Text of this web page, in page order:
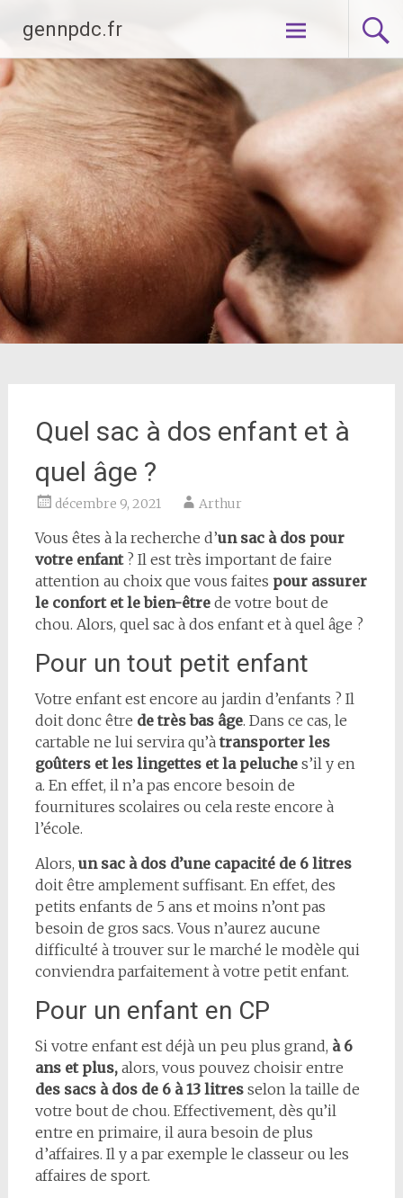
contenu
principal
gennpdc.fr
Quel sac à dos enfant et à
quel âge ?
décembre 9, 2021 Arthur
Vous êtes à la recherche d’un sac à dos pour
votre enfant ? Il est très important de faire
attention au choix que vous faites pour assurer
le confort et le bien-êtrede votre bout de
chou. Alors, quel sac à dos enfant et à quel âge ?
Pour un tout petit enfant
Votre enfant est encore au jardin d’enfants ? Il
doit donc être de très bas âge. Dans ce cas, le
cartable ne lui servira qu’àtransporter les
goûters et les lingettes et la peluches’il y en
a. En effet, il n’a pas encore besoin de
fournitures scolaires ou cela reste encore à
l’école.
Alors, un sac à dos d’une capacité de 6 litres
doit être amplement suffisant. En effet, des
petits enfants de 5 ans et moins n’ont pas
besoin de gros sacs. Vous n’aurez aucune
difficulté à trouver sur le marché le modèle qui
conviendra parfaitement à votre petit enfant.
Pour un enfant en CP
Si votre enfant est déjà un peu plus grand, à 6
ans et plus,alors, vous pouvez choisir entre
des sacs à dos de 6 à 13 litresselon la taille de
votre bout de chou. Effectivement, dès qu’il
entre en primaire, il aura besoin de plus
d’affaires. Il y a par exemple le classeur ou les
affaires de sport.